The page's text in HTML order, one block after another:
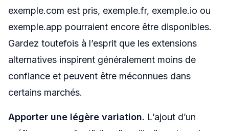
exemple.com est pris, exemple.fr, exemple.io ou
exemple.app pourraient encore être disponibles.
Gardez toutefois à l’esprit que les extensions
alternatives inspirent généralement moins de
confiance et peuvent être méconnues dans
certains marchés.
Apporter une légère variation. L’ajout d’un